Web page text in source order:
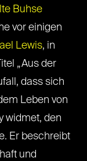
Buhse
vor einigen
Lewis, in
„Aus der
dass sich
Leben von
widmet, den
Er beschreibt
und